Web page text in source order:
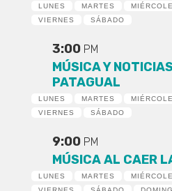
LUNES MARTES
VIERNES
SÁBADO
3:00 PM
MÚSICA Y
PATAGUAL
LUNES MARTES
VIERNES
SÁBADO
9:00 PM
MÚSICA AL CAER
LUNES MARTES